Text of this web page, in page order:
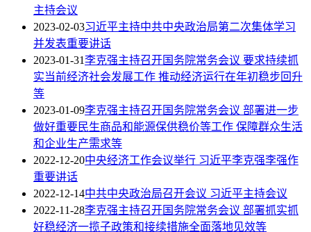
主持会议
2023-02-03习近平主持中共中央政治局第二次集体学习
并发表重要讲话
2023-01-31李克强主持召开国务院常务会议 要求持续抓
实当前经济社会发展工作 推动经济运行在年初稳步回升
等
2023-01-09李克强主持召开国务院常务会议 部署进一步
做好重要民生商品和能源保供稳价等工作 保障群众生活
和企业生产需求等
2022-12-20中央经济工作会议举行 习近平李克强李强作
重要讲话
2022-12-14中共中央政治局召开会议 习近平主持会议
2022-11-28李克强主持召开国务院常务会议 部署抓实抓
好稳经济一揽子政策和接续措施全面落地见效等